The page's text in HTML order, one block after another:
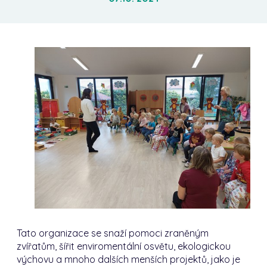
Tato organizace se snaží pomoci zraněným
zvířatům, šířit enviromentální osvětu, ekologickou
výchovu a mnoho dalších menších projektů, jako je